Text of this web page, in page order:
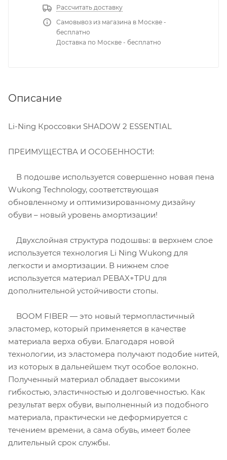
Рассчитать доставку
Самовывоз из магазина в Москве -
бесплатно
Доставка по Москве - бесплатно
Описание
Li-Ning Кроссовки SHADOW 2 ESSENTIAL
ПРЕИМУЩЕСТВА И ОСОБЕННОСТИ:
В подошве используется совершенно новая пена
Wukong Technology, соответствующая
обновленному и оптимизированному дизайну
обуви – новый уровень амортизации!
Двухслойная структура подошвы: в верхнем слое
используется технология Li Ning Wukong для
легкости и амортизации. В нижнем слое
используется материал PEBAX+TPU для
дополнительной устойчивости стопы.
BOOM FIBER — это новый термопластичный
эластомер, который применяется в качестве
материала верха обуви. Благодаря новой
технологии, из эластомера получают подобие нитей,
из которых в дальнейшем ткут особое волокно.
Полученный материал обладает высокими
гибкостью, эластичностью и долговечностью. Как
результат верх обуви, выполненный из подобного
материала, практически не деформируется с
течением времени, а сама обувь, имеет более
длительный срок службы.